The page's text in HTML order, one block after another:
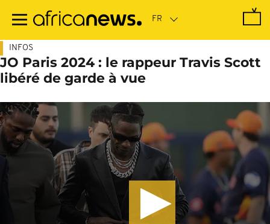
contenu
INFOS
JO Paris 2024 : le rappeur Travis Scott
libéré de garde à vue